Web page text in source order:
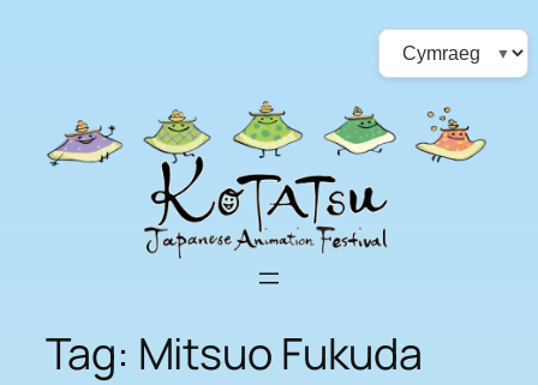
Choose
a
language
Tag: Mitsuo Fukuda